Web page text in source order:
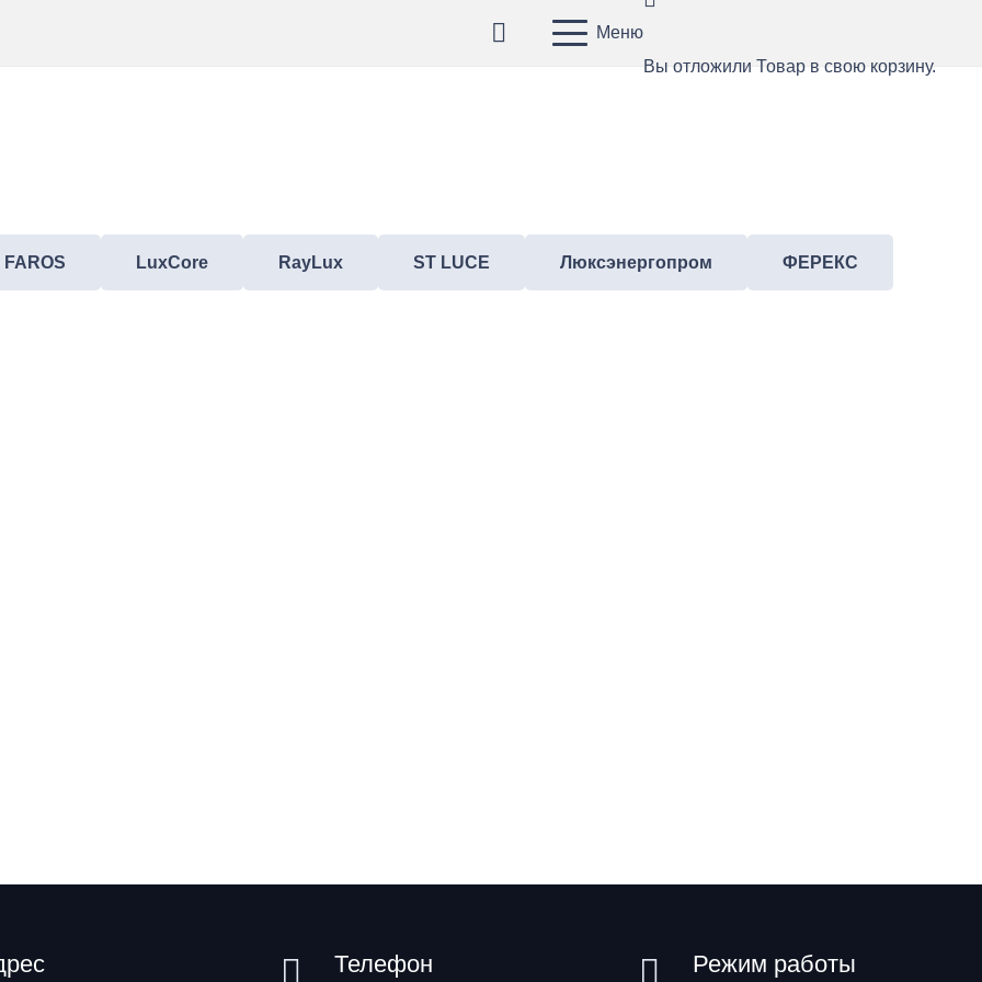
Меню
Вы отложили Товар в свою корзину.
FAROS LuxCore RayLux ST LUCE Люксэнергопром ФЕРЕКС
Телефон Режим работы